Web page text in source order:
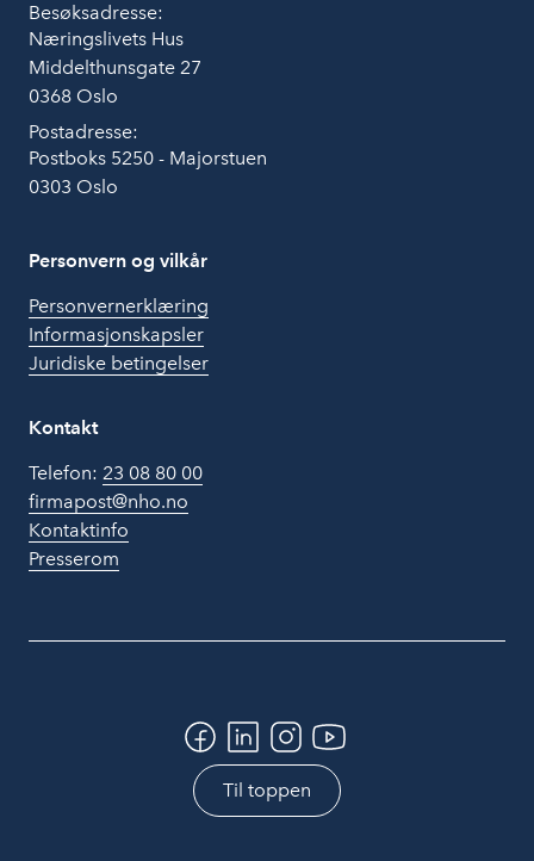
Besøksadresse:
Næringslivets Hus
Middelthunsgate 27
0368 Oslo
Postadresse:
Postboks 5250 - Majorstuen
0303 Oslo
Personvern og vilkår
Personvernerklæring
Informasjonskapsler
Juridiske betingelser
Kontakt
Telefon: 23 08 80 00
firmapost@nho.no
Kontaktinfo
Presserom
Til toppen